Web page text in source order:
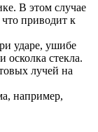
В этом случае
что приводит к
ударе, ушибе
осколка стекла.
лучей на
например,